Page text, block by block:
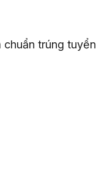
trúng tuyển